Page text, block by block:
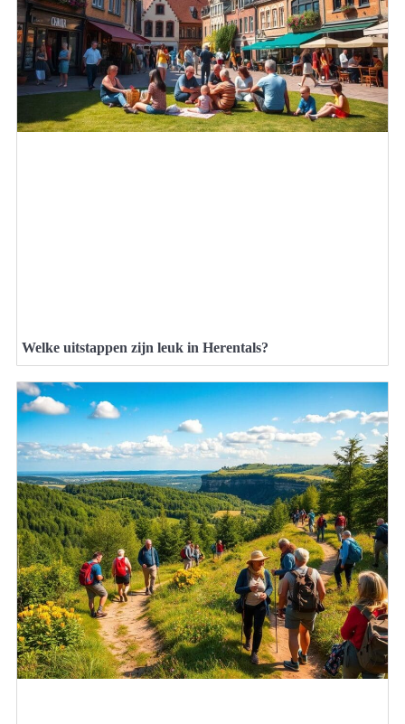
Welke uitstappen zijn leuk in Herentals?